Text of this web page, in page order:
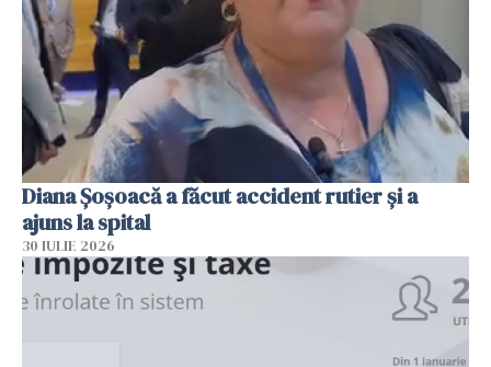
Diana Șoșoacă a făcut accident rutier și a
ajuns la spital
30 IULIE 2026